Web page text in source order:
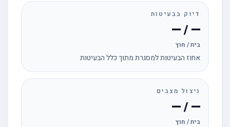
דיוק בבעיטות
— / —
בית / חוץ
אחוז הבעיטות למסגרת מתוך כלל הבעיטות
ניצול מצבים
— / —
בית / חוץ